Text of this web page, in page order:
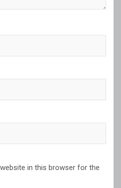
in this browser for the